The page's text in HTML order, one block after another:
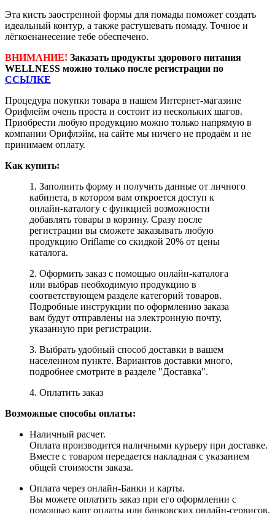
Эта кисть заостренной формы для помады поможет создать
идеальный контур, а также растушевать помаду. Точное и
лёгкоенанесение тебе обеспечено.
ВНИМАНИЕ! Заказать продукты здорового питания
WELLNESS можно только после регистрации по
ССЫЛКЕ
Процедура покупки товара в нашем Интернет-магазине
Орифлейм очень проста и состоит из нескольких шагов.
Приобрести любую продукцию можно только напрямую в
компании Орифлэйм, на сайте мы ничего не продаём и не
принимаем оплату.
Как купить:
1. Заполнить форму и получить данные от личного
кабинета, в котором вам откроется доступ к
онлайн-каталогу с функцией возможности
добавлять товары в корзину. Сразу после
регистрации вы сможете заказывать любую
продукцию Oriflame со скидкой 20% от цены
каталога.
2. Оформить заказ с помощью онлайн-каталога
или выбрав необходимую продукцию в
соответствующем разделе категорий товаров.
Подробные инструкции по оформлению заказа
вам будут отправлены на электронную почту,
указанную при регистрации.
3. Выбрать удобный способ доставки в вашем
населенном пункте. Вариантов доставки много,
подробнее смотрите в разделе "Доставка".
4. Оплатить заказ
Возможные способы оплаты:
Наличный расчет.
Оплата производится наличными курьеру при доставке.
Вместе с товаром передается накладная с указанием
общей стоимости заказа.
Оплата через онлайн-Банки и карты.
Вы можете оплатить заказ при его оформлении с
помощью карт оплаты или банковских онлайн-сервисов,